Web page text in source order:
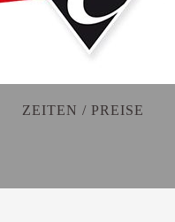
ZEITEN / PREISE